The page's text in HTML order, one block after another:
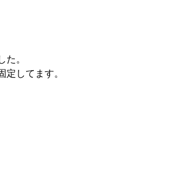
た。
定してます。